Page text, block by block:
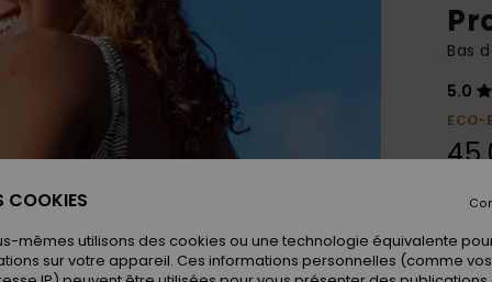
Bas
5.0
ECO-
COOKIES
mêmes utilisons des cookies ou une technologie équivalente
sur votre appareil. Ces informations personnelles (comme